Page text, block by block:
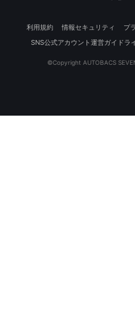
利用規約 情報セキュリティ プ
SNS公式アカウント運営ガイドラ
©Copyright AUTOBACS